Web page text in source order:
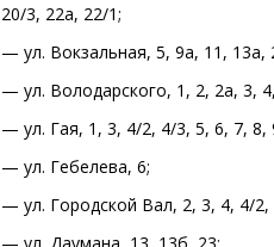
20/3, 22а, 22/1;
— ул. Вокзальная, 5, 9а, 11, 13а,
— ул. Володарского, 1, 2, 2а, 3,
— ул. Гая, 1, 3, 4/2, 4/3, 5, 6, 7, 8,
— ул. Гебелева, 6;
— ул. Городской Вал, 2, 3, 4, 4/2,